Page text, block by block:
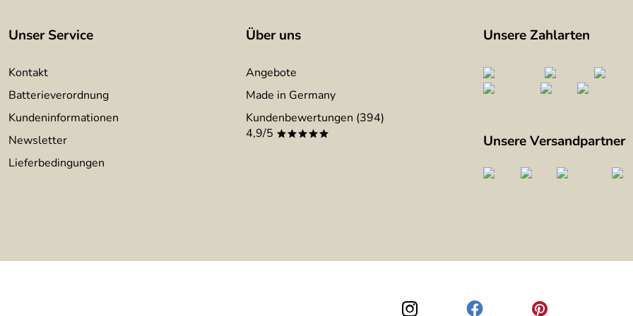
Unser Service
Kontakt
Batterieverordnung
Kundeninformationen
Newsletter
Lieferbedingungen
Über uns
Angebote
Made in Germany
Kundenbewertungen (394)
4,9/5 *****
Unsere Zahlarten
Unsere Versandpartner